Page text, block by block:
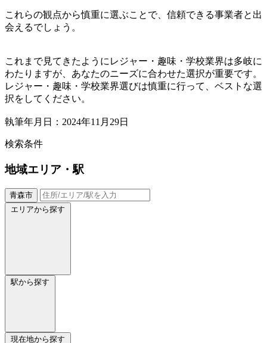
これらの観点から慎重に選ぶことで、信頼できる事業者と出
会えるでしょう。
これまで見てきたようにレジャー・趣味・学校業界は多岐に
わたりますが、あなたのニーズに合わせた選択が重要です。
レジャー・趣味・学校業界選びは慎重に行って、ベストな選
択をしてください。
執筆年月日：2024年11月29日
検索条件
地域エリア・駅
青森市
エリアから探す
駅から探す
現在地から探す